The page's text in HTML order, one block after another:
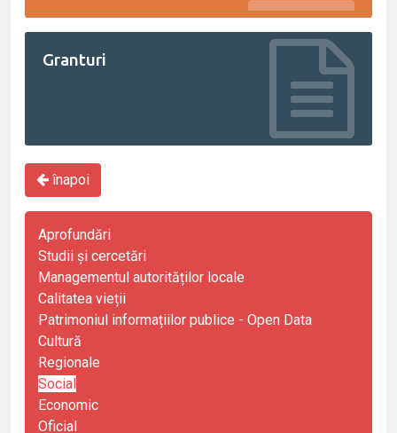
Granturi
înapoi
Aprofundări
Studii și cercetări
Managementul autorităților locale
Calitatea vieții
Patrimoniul informațiilor publice - Open Data
Cultură
Regionale
Social
Economic
Oficial